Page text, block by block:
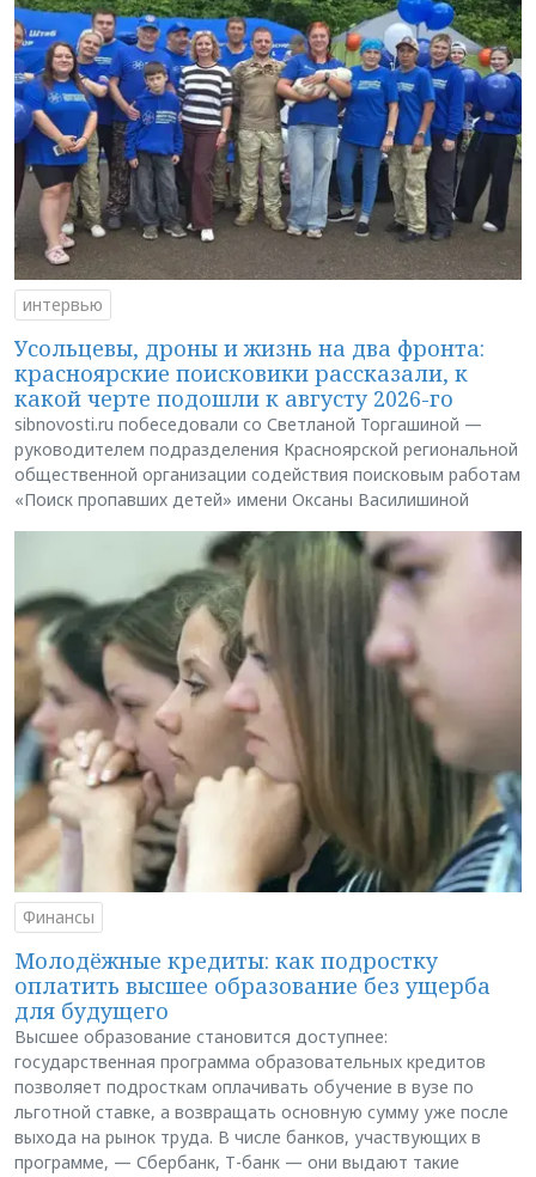
интервью
Усольцевы, дроны и жизнь на два фронта:
красноярские поисковики рассказали, к
какой черте подошли к августу 2026-го
sibnovosti.ru побеседовали со Светланой Торгашиной —
руководителем подразделения Красноярской региональной
общественной организации содействия поисковым работам
«Поиск пропавших детей» имени Оксаны Василишиной
Финансы
Молодёжные кредиты: как подростку
оплатить высшее образование без ущерба
для будущего
Высшее образование становится доступнее:
государственная программа образовательных кредитов
позволяет подросткам оплачивать обучение в вузе по
льготной ставке, а возвращать основную сумму уже после
выхода на рынок труда. В числе банков, участвующих в
программе, — Сбербанк, Т-банк — они выдают такие